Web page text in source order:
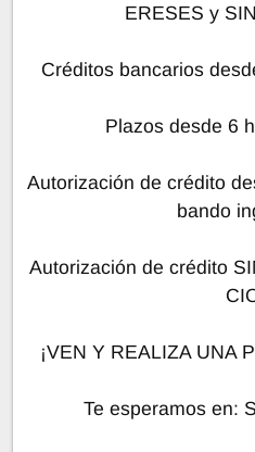
ERESES y
Créditos bancarios
Plazos desde 6
Autorización de crédito
bando
Autorización de crédito
¡VEN Y REALIZA UNA
Te esperamos en: